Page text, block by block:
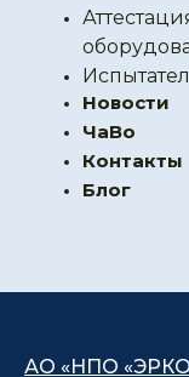
Новости
ЧаВо
Контакты
Блог
АО «НПО